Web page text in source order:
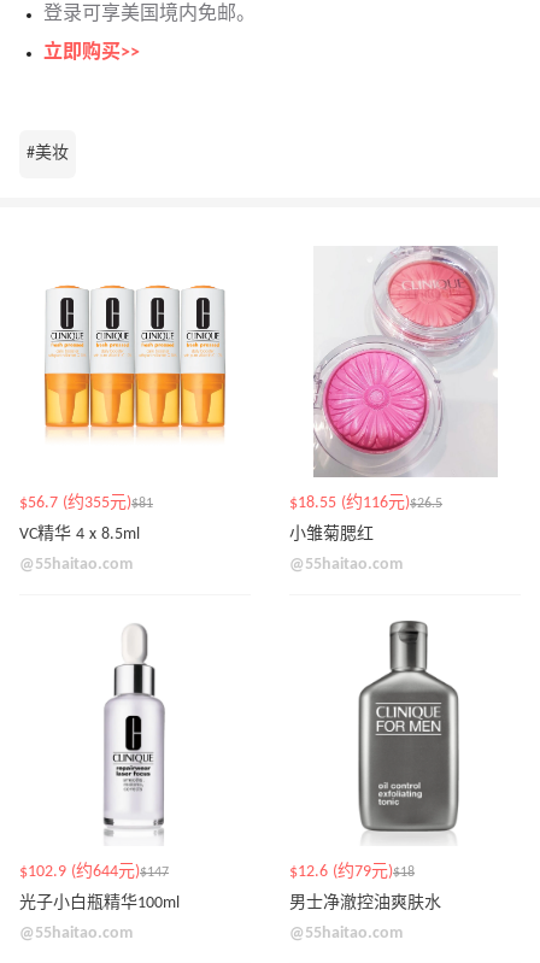
登录可享美国境内免邮。
立即购买>>
#美妆
$56.7 (约355元)$81
VC精华 4 x 8.5ml
@55haitao.com
$18.55 (约116元)$26.5
小雏菊腮红
@55haitao.com
$102.9 (约644元)$147
光子小白瓶精华100ml
@55haitao.com
$12.6 (约79元)$18
男士净澈控油爽肤水
@55haitao.com